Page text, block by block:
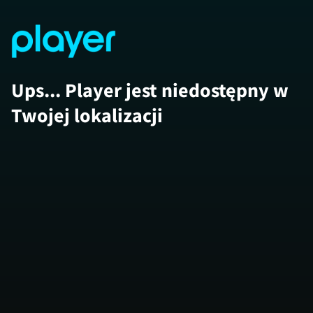
Ups... Player jest niedostępny w
Twojej lokalizacji